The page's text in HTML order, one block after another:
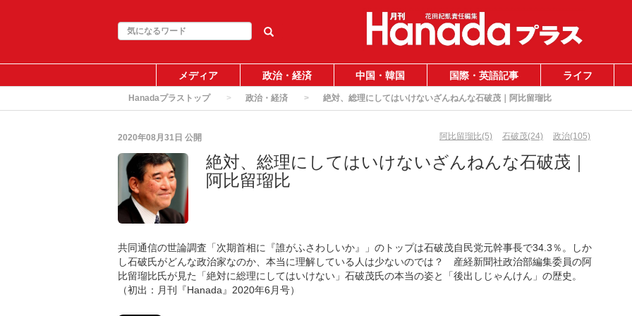
メディア 政治・経済 中国・韓国 国際・英語記事 ライフ
Hanadaプラストップ 政治・経済 絶対、総理にしてはいけないざんねんな石破茂｜阿比留瑠比
2020年08月31日 公開 阿比留瑠比(5) 石破茂(24) 政治(105)
絶対、総理にしてはいけないざんねんな石破茂｜
阿比留瑠比
共同通信の世論調査「次期首相に『誰がふさわしいか』」のトップは石破茂自民党元幹事長で34.3％。しか
し石破氏がどんな政治家なのか、本当に理解している人は少ないのでは？ 産経新聞社政治部編集委員の阿
比留瑠比氏が見た「絶対に総理にしてはいけない」石破茂氏の本当の姿と「後出しじゃんけん」の歴史。
（初出：月刊『Hanada』2020年6月号）